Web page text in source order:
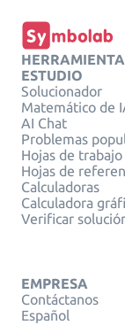
ESTUDIO
Solucionador
Matemático de
AI Chat
Problemas
Hojas de trabajo
Hojas de
Calculadoras
Calculadora
Verificar
EMPRESA
Contáctanos
Español